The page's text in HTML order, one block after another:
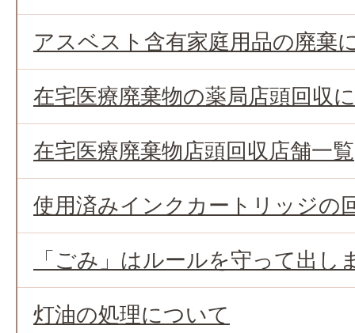
アスベスト含有家庭用品の廃棄
在宅医療廃棄物の薬局店頭回収
在宅医療廃棄物店頭回収店舗一覧
使用済みインクカートリッジの
「ごみ」はルールを守って出し
灯油の処理について